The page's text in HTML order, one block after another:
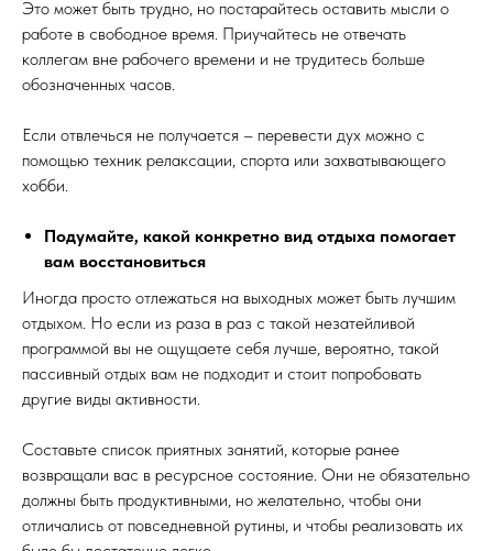
Это может быть трудно, но постарайтесь оставить мысли о
работе в свободное время. Приучайтесь не отвечать
коллегам вне рабочего времени и не трудитесь больше
обозначенных часов.
Если отвлечься не получается – перевести дух можно с
помощью техник релаксации, спорта или захватывающего
хобби.
Подумайте, какой конкретно вид отдыха помогает
вам восстановиться
Иногда просто отлежаться на выходных может быть лучшим
отдыхом. Но если из раза в раз с такой незатейливой
программой вы не ощущаете себя лучше, вероятно, такой
пассивный отдых вам не подходит и стоит попробовать
другие виды активности.
Составьте список приятных занятий, которые ранее
возвращали вас в ресурсное состояние. Они не обязательно
должны быть продуктивными, но желательно, чтобы они
отличались от повседневной рутины, и чтобы реализовать их